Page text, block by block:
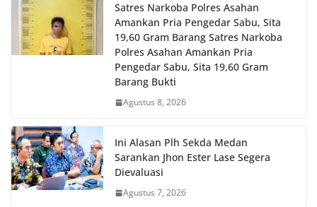
Satres Narkoba Polres Asahan
Amankan Pria Pengedar Sabu, Sita
19,60 Gram Barang Satres Narkoba
Polres Asahan Amankan Pria
Pengedar Sabu, Sita 19,60 Gram
Barang Bukti
Agustus 8, 2026
Ini Alasan Plh Sekda Medan
Sarankan Jhon Ester Lase Segera
Dievaluasi
Agustus 7, 2026